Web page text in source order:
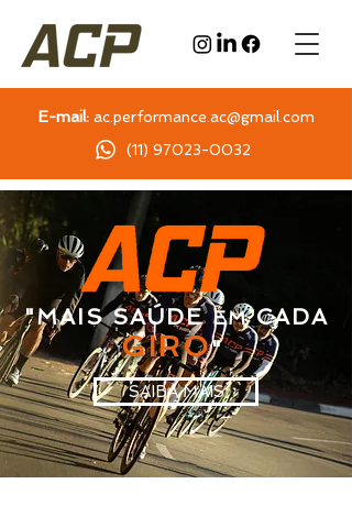
E-mail: ac.performance.ac@gmail.com
(11) 97023-0032
"MAIS SAÚDEEMCADA
GIRO"
SAIBA MAIS